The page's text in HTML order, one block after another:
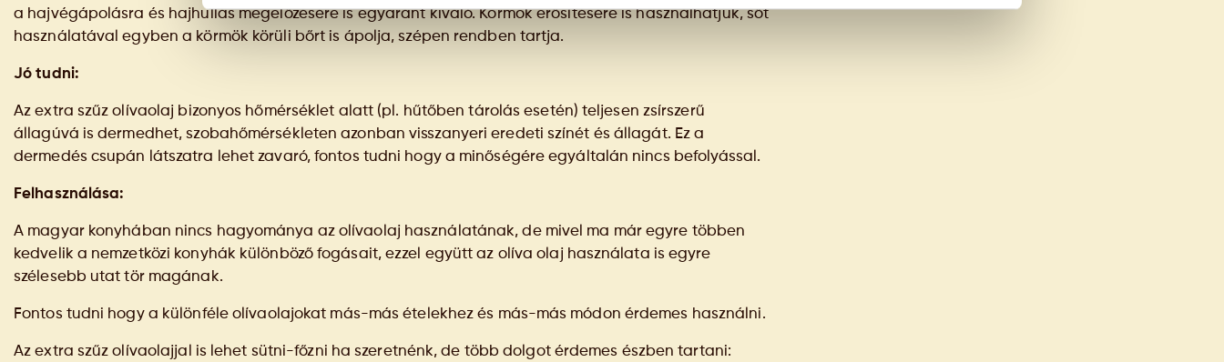
a hajvégápolásra és hajhullás megelőzésére is egyaránt kiváló. Körmök erősítésére is használhatjuk, sőt
használatával egyben a körmök körüli bőrt is ápolja, szépen rendben tartja.
Jó tudni:
Az extra szűz olívaolaj bizonyos hőmérséklet alatt (pl. hűtőben tárolás esetén) teljesen zsírszerű
állagúvá is dermedhet, szobahőmérsékleten azonban visszanyeri eredeti színét és állagát. Ez a
dermedés csupán látszatra lehet zavaró, fontos tudni hogy a minőségére egyáltalán nincs befolyással.
Felhasználása:
A magyar konyhában nincs hagyománya az olívaolaj használatának, de mivel ma már egyre többen
kedvelik a nemzetközi konyhák különböző fogásait, ezzel együtt az olíva olaj használata is egyre
szélesebb utat tör magának.
Fontos tudni hogy a különféle olívaolajokat más-más ételekhez és más-más módon érdemes használni.
Az extra szűz olívaolajjal is lehet sütni-főzni ha szeretnénk, de több dolgot érdemes észben tartani: